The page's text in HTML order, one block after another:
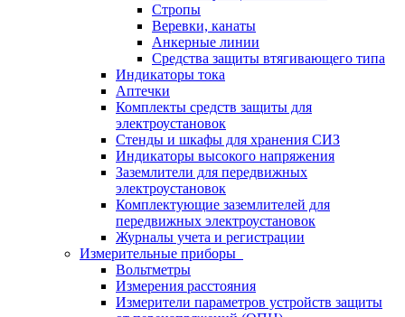
Стропы
Веревки, канаты
Анкерные линии
Средства защиты втягивающего типа
Индикаторы тока
Аптечки
Комплекты средств защиты для
электроустановок
Стенды и шкафы для хранения СИЗ
Индикаторы высокого напряжения
Заземлители для передвижных
электроустановок
Комплектующие заземлителей для
передвижных электроустановок
Журналы учета и регистрации
Измерительные приборы
Вольтметры
Измерения расстояния
Измерители параметров устройств защиты